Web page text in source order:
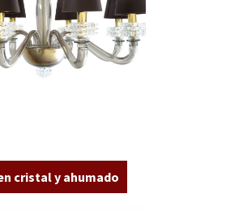
cristal y ahumado